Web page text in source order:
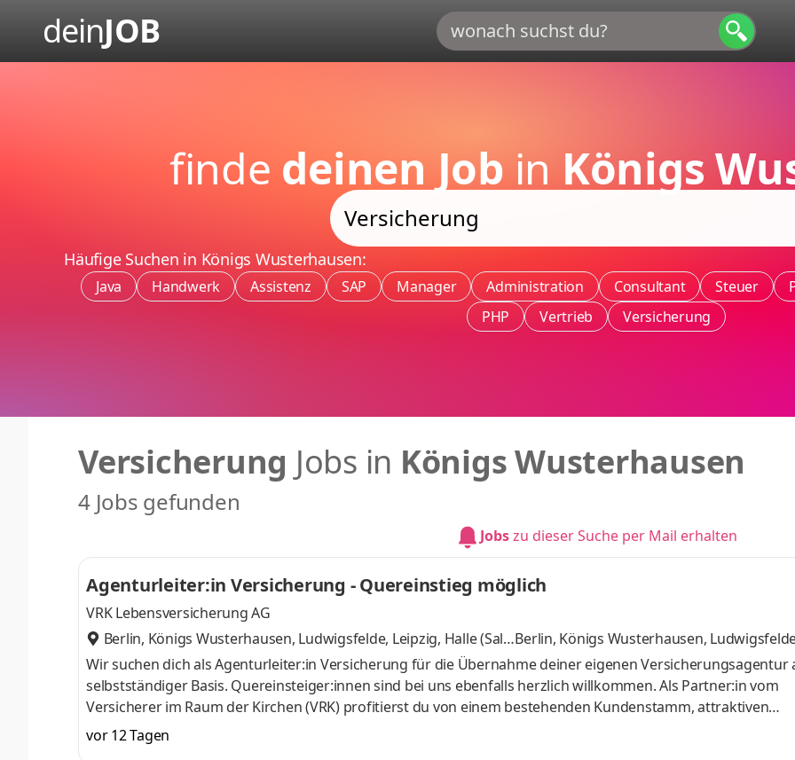
deinJOB
finde deinen Jobin Königs
Häufige Suchen in Königs Wusterhausen:
Java Handwerk Assistenz SAP Manager Administration Consultant Steuer
PHP
Vertrieb Versicherung
Versicherung Jobs in Königs Wusterhausen
4 Jobs gefunden
Jobszu dieser Suche per Mail erhalten
Agenturleiter:in Versicherung - Quereinstieg möglich
VRK Lebensversicherung AG
Berlin, Königs Wusterhausen, Ludwigsfelde, Leipzig, Halle (Sall
e),
Berlin, Königs Wusterhausen,
re
Wir suchen dich als Agenturleiter:in Versicherung für die Übernahme deiner eigenen Versicherungsagentur
selbstständiger Basis. Quereinsteiger:innen sind bei uns ebenfalls herzlich willkommen. Als Partner:in vom
Versicherer im Raum der Kirchen (VRK) profitierst du von einem bestehenden Kundenstamm, attraktiven
Vertriebsmöglichkeiten, gestützt von einem werteorientierten Beratungsansatz ohne Kaltakquise. Du
Zielgruppe, die Sicherheit und Menschlichkeit schätzt. Unsere Versicherungs- und Vorsorgelösungen
vor 12 Tagen